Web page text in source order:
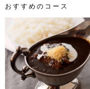
おすすめのコース